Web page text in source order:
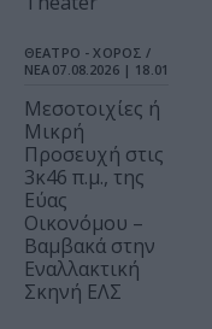
ΘΕΑΤΡΟ - ΧΟΡΟΣ /
ΝΕΑ 07.08.2026 | 18.01
Μεσοτοιχίες ή
Μικρή
Προσευχή στις
3κ46 π.μ., της
Εύας
Οικονόμου –
Βαμβακά στην
Εναλλακτική
Σκηνή ΕΛΣ